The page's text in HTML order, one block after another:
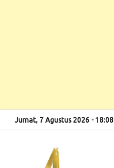
Jumat, 7 Agustus 2026 - 18:08